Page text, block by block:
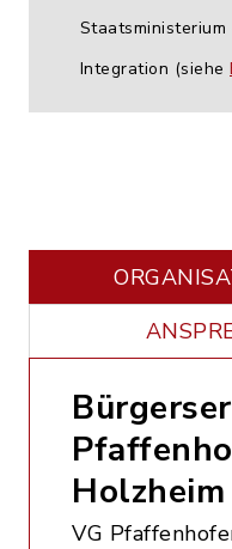
Integration (siehe
Holzheim
VG